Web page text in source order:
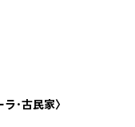
･古民家〉